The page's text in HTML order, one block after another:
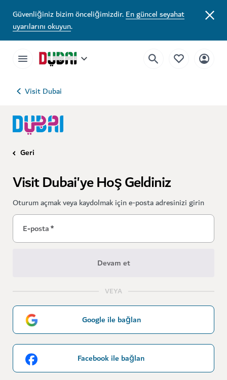
Güvenliğiniz bizim önceliğimizdir.En güncel seyahat
uyarılarını okuyun.
Visit Dubai
Geri
Visit Dubai'ye Hoş Geldiniz
Oturum açmak veya kaydolmak için e-posta adresinizi girin
E-posta*
Devam et
VEYA
Google ile bağlan
Facebook ile bağlan